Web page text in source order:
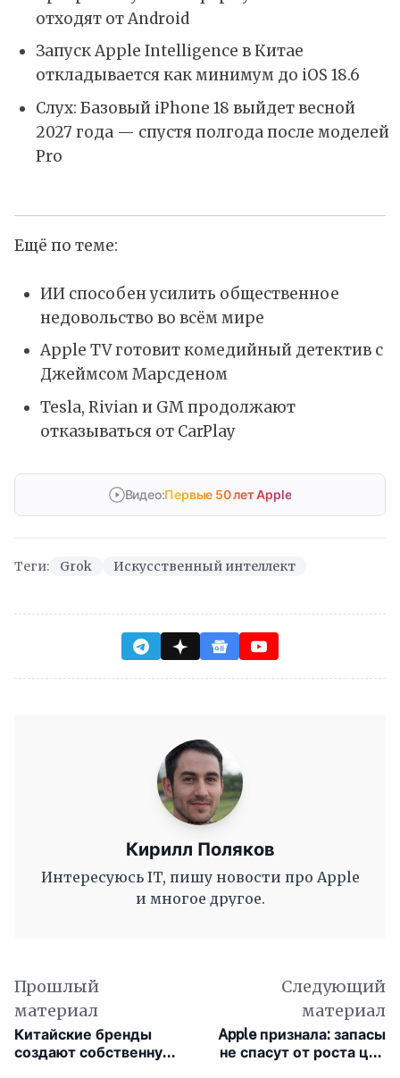
отходят от Android
Запуск Apple Intelligence в Китае
откладывается как минимум до iOS 18.6
Слух: Базовый iPhone 18 выйдет весной
2027 года — спустя полгода после моделей
Pro
Ещё по теме:
ИИ способен усилить общественное
недовольство во всём мире
Apple TV готовит комедийный детектив с
Джеймсом Марсденом
Tesla, Rivian и GM продолжают
отказываться от CarPlay
Видео:Первые 50 лет Apple
Теги: Grok Искусственный интеллект
Кирилл Поляков
Интересуюсь IT, пишу новости про Apple
и многое другое.
Прошлый
материал
Китайские бренды
создают собственную
Следующий
материал
Apple признала: запасы
не спасут от роста цен